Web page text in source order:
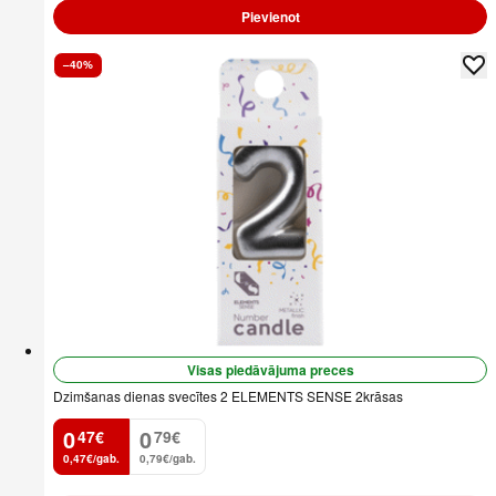
Pievienot
–40%
Visas piedāvājuma preces
Dzimšanas dienas svecītes 2 ELEMENTS SENSE 2krāsas
0
. 47€
0,47€/gab.
0
. 79€
0,79€/gab.